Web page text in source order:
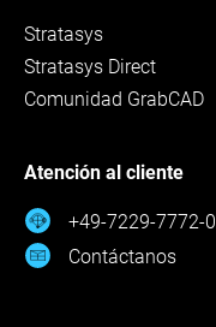
Stratasys
Stratasys Direct
Comunidad GrabCAD
Atención al cliente
+49-7229-7772-0
Contáctanos